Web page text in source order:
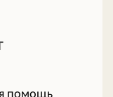
помощь